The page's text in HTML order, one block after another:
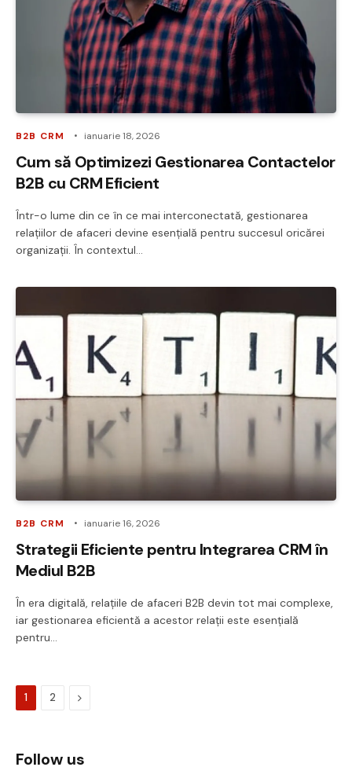
B2B CRM ianuarie 18, 2026
Cum să Optimizezi Gestionarea Contactelor
B2B cu CRM Eficient
Într-o lume din ce în ce mai interconectată, gestionarea
relațiilor de afaceri devine esențială pentru succesul oricărei
organizații. În contextul…
B2B CRM ianuarie 16, 2026
Strategii Eficiente pentru Integrarea CRM în
Mediul B2B
În era digitală, relațiile de afaceri B2B devin tot mai complexe,
iar gestionarea eficientă a acestor relații este esențială
pentru…
1 2 Next
Follow us